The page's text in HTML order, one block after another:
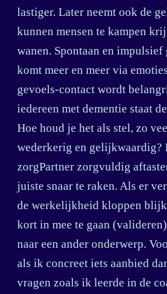
lastiger. Later neemt ook de
kunnen mensen te kampen
wanen. Spontaan en
komt meer en meer via
gevoels-contact wordt
iedereen met dementie staat
Hoe houd je het als stel, zo
wederkerig en gelijkwaardig?
zorgPartner zorgvuldig
juiste snaar te raken. Als er
de werkelijkheid kloppen
kort in mee te gaan
naar een ander onderwerp.
als ik concreet iets aanbied
vragen zoals ik leerde in de